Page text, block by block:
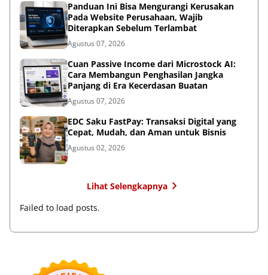
Panduan Ini Bisa Mengurangi Kerusakan
Pada Website Perusahaan, Wajib
Diterapkan Sebelum Terlambat
Agustus 07, 2026
Cuan Passive Income dari Microstock AI:
Cara Membangun Penghasilan Jangka
Panjang di Era Kecerdasan Buatan
Agustus 07, 2026
EDC Saku FastPay: Transaksi Digital yang
Cepat, Mudah, dan Aman untuk Bisnis
Agustus 02, 2026
Lihat Selengkapnya
Failed to load posts.